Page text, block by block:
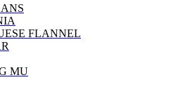
FLANNEL
MU